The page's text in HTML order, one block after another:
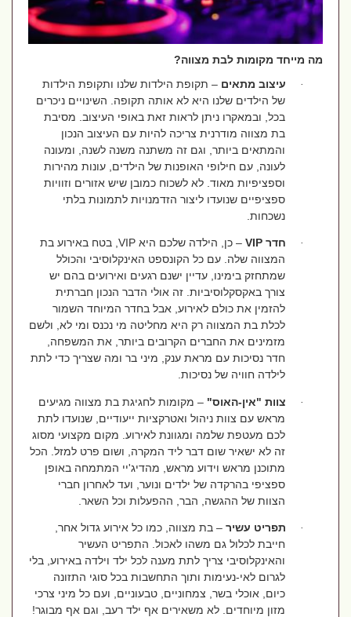
מה מייחד מקומות לבת מצווה?
עיצוב מתאים– תקופת הילדות שלנו ותקופת הילדות
של הילדים שלנו היא לא אותה תקופה. השינויים ניכרים
בכל, ובמאקרו ניתן לראות זאת באופי העיצוב. מסיבת
בת מצווה מודרנית צריכה להיות עם העיצוב הנכון
והמתאים ביותר, וגם זה משתנה משנה לשנה, ומעונה
לעונה, עם חילופי האופנות של הילדים, עונות מהירות
וספציפיות מאוד. לא לשכוח כמובן שיש אזורים וזוויות
ספציפיים שנועדו ליצור הזדמנויות לתמונות בלתי
נשכחות.
חדרVIP – כן, הילדה שלכם היאVIP, בטח באירוע בת
המצווה שלה. עם כל הקונספט האינקלוסיבי והכולל
שמתחזק בימינו, עדיין ישנם רגעים ואירועים בהם יש
צורך באקסקלוסיביות. זה אולי הדבר הנכון חברתית
להזמין את כולם לאירוע, אבל בחדר המיוחד השמור
לכלת בת המצווה רק היא מחליטה מי נכנס ומי לא, ולשם
מזמינים את החברים הקרובים ביותר, את המשפחה,
חדר נסיכות עם מראת ענק, מיני בר ומה שצריך כדי לתת
לילדה חוויה של נסיכות.
צוות "אין-האוס"– מקומות לחגיגת בת מצווה מגיעים
מראש עם צוות ניהול ואטרקציות ייעודיים, שנועדו לתת
לכם מעטפת שלמה ומגוונת לאירוע. מקום מקצועי מסוג
זה לא ישאיר שום דבר ליד המקרה, ושום פרט למזל. הכל
מתוכנן מראש וידוע מראש, מהדיג'יי המתמחה באופן
ספציפי בהרקדה של ילדים ונוער, ועד לאחרון חברי
הצוות של ההגשה, הבר, ההפעלות וכל השאר.
תפריט עשיר– בת מצווה, כמו כל אירוע גדול אחר,
חייבת לכלול גם משהו לאכול. התפריט העשיר
והאינקלוסיבי צריך לתת מענה לכל ילד וילדה באירוע, בלי
לגרום לאי-נעימות ותוך התחשבות בכל סוגי התזונה
כיום, אוכלי בשר, צמחוניים, טבעוניים, ועם כל מיני צרכי
מזון מיוחדים. לא משאירים אף ילד רעב, וגם אף מבוגר!